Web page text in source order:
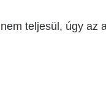
teljesül, úgy az